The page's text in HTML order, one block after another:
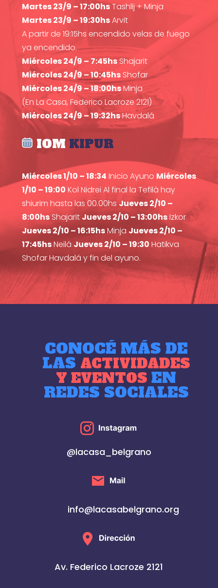
Martes 23/9 – 17:00hsTashlij + Minja
Martes 23/9 – 19:30hsArvit
A partir de 19:15hs encendido velas de fuego
ya encendido.
Miércoles 24/9 – 7:45hsShajarit
Miércoles 24/9 – 10:45hsShofar
Miércoles 24/9 – 18:00hsMinja
(En La Casa, Federico Lacroze 2121)
Miércoles 24/9 – 19:32hsHavdalá
IOM KIPUR
Miércoles 1/10 – 18:34 Inicio Ayuno Miércoles
1/10 – 19:00 Kol Nidrei Al final la Tefilà hay
shiurim hasta las 00.00hsJueves 2/10 –
8:00hsShajarit Jueves 2/10 – 13:00hsIzkor
Jueves 2/10 – 16:15hsMinja Jueves 2/10 –
17:45hsNeilá Jueves 2/10 – 19:30 Hatikva
Shofar Havdalá y fin del ayuno.
CONOCÉ MÁS DE
LAS ACTIVIDADES
Y EVENTOSEN
REDES SOCIALES
@lacasa_belgrano
info@lacasabelgrano.org
Av. Federico Lacroze 2121